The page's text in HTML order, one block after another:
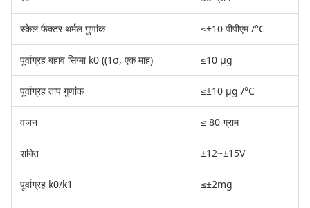
स्केल फैक्टर थर्मल गुणांक ≤±10 पीपीएम /°C
पूर्वाग्रह बहाव सिग्मा k0 ((1σ, एक माह) ≤10 μg
पूर्वाग्रह ताप गुणांक ≤±10 μg /°C
वजन ≤ 80 ग्राम
शक्ति ±12~±15V
पूर्वाग्रह k0/k1 ≤±2mg